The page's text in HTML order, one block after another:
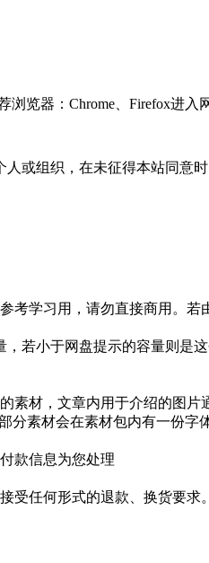
览器：Chrome、Firefox进入
或组织，在未征得本站同
学习用，请勿直接商用。
若小于网盘提示的容量则是
素材，文章内用于介绍的图
素材会在素材包内有一份字
款信息为您处理
受任何形式的退款、换货要